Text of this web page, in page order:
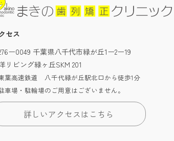
セス
ー0049 千葉県八千代市緑が丘1ー2ー19
リビング緑ヶ丘SKM 201
葉高速鉄道 八千代緑が丘駅北口から徒歩1分
車場・駐輪場のご用意はございません。
詳しいアクセスはこちら